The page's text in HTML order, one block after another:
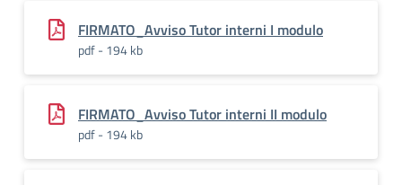
FIRMATO_Avviso Tutor interni I modulo
pdf - 194 kb
FIRMATO_Avviso Tutor interni II modulo
pdf - 194 kb